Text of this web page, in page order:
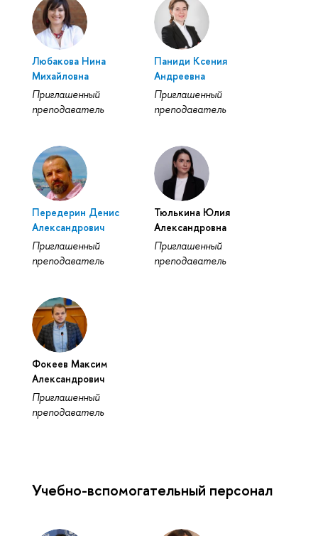
Любакова Нина
Михайловна
Приглашенный
преподаватель
Паниди Ксения
Андреевна
Приглашенный
преподаватель
Передерин Денис
Александрович
Приглашенный
преподаватель
Тюлькина Юлия
Александровна
Приглашенный
преподаватель
Фокеев Максим
Александрович
Приглашенный
преподаватель
Учебно-вспомогательный персонал